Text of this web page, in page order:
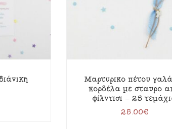
Μαρτυρικό πέτου
κορδέλα με σταυρό
φίλντισι – 25
25.00€